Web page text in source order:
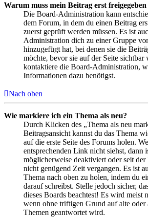
Warum muss mein Beitrag erst
Die Board-Administration kann
dem Forum, in dem du einen Beitrag
zuerst geprüft werden müssen. Es ist
Administration dich zu einer Gruppe
hinzugefügt hat, bei denen sie die
möchte, bevor sie auf der Seite sichtbar
kontaktiere die Board-Administration,
Informationen dazu benötigst.
Nach oben
Wie markiere ich ein Thema als neu?
Durch Klicken des „Thema als neu
Beitragsansicht kannst du das Thema
auf die erste Seite des Forums holen.
entsprechenden Link nicht siehst, dann
möglicherweise deaktiviert oder seit
nicht genügend Zeit vergangen. Es ist
Thema nach oben zu holen, indem du
darauf schreibst. Stelle jedoch sicher,
dieses Boards beachtest! Es wird meist
wenn ohne triftigen Grund auf alte oder
Themen geantwortet wird.